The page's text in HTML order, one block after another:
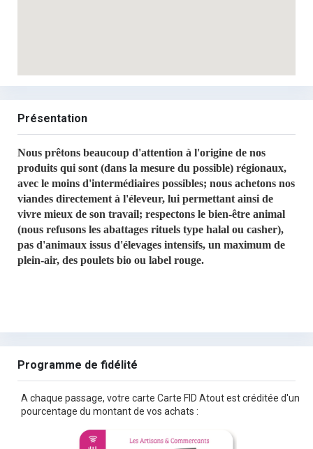
Présentation
Nous prêtons beaucoup d'attention à l'origine de nos
produits qui sont (dans la mesure du possible) régionaux,
avec le moins d'intermédiaires possibles; nous achetons nos
viandes directement à l'éleveur, lui permettant ainsi de
vivre mieux de son travail; respectons le bien-être animal
(nous refusons les abattages rituels type halal ou casher),
pas d'animaux issus d'élevages intensifs, un maximum de
plein-air, des poulets bio ou label rouge.
Programme de fidélité
A chaque passage, votre carte Carte FID Atout est créditée d'un
pourcentage du montant de vos achats :